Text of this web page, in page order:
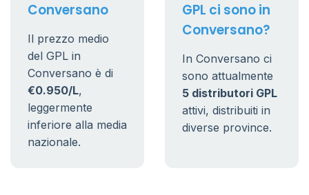
Conversano
Il prezzo medio
del GPL in
Conversano è di
€0.950/L,
leggermente
inferiore alla media
nazionale.
GPL ci sono in
Conversano?
In Conversano ci
sono attualmente
5 distributori GPL
attivi, distribuiti in
diverse province.